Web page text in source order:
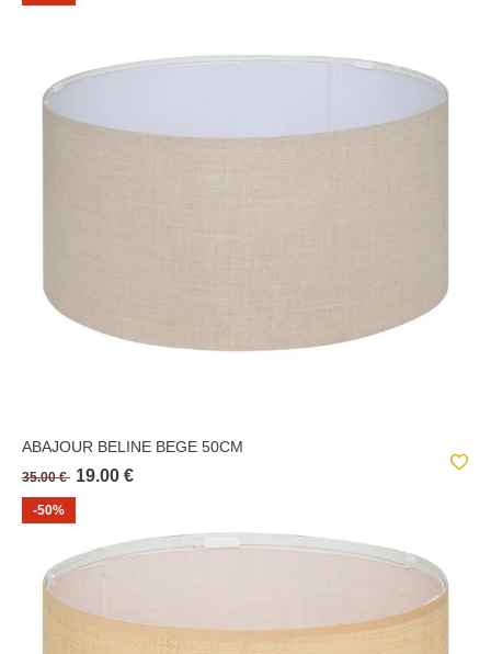
ABAJOUR BELINE BEGE 50CM
35.00 € 19.00 €
-50%